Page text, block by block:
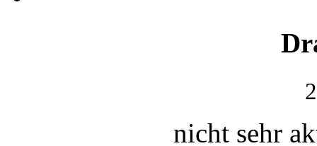
nicht sehr